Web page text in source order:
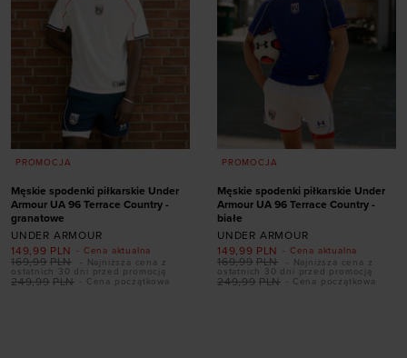
PROMOCJA
Męskie spodenki piłkarskie Under
Armour UA 96 Terrace Country -
granatowe
UNDER ARMOUR
- Cena aktualna
149,99 PLN
- Cena początkowa
249,99 PLN
169,99 PLN
- Najniższa cena z
ostatnich 30 dni przed promocją
PROMOCJA
Męskie spodenki piłkarskie Under
Armour UA 96 Terrace Country -
białe
UNDER ARMOUR
- Cena aktualna
149,99 PLN
- Cena początkowa
249,99 PLN
169,99 PLN
- Najniższa cena z
ostatnich 30 dni przed promocją